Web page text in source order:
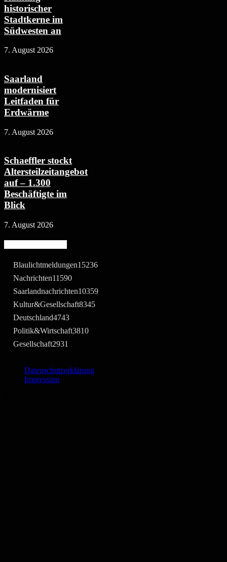
historischer
Stadtkerne im
Südwesten an
7. August 2026
Saarland
modernisiert
Leitfaden für
Erdwärme
7. August 2026
Schaeffler stockt
Altersteilzeitangebot
auf – 1.300
Beschäftigte im
Blick
7. August 2026
Blaulichtmeldungen15236
Nachrichten11590
Saarlandnachrichten10359
Kultur&Gesellschaft8345
Deutschland4743
Politik&Wirtschaft3810
Gesellschaft2931
Datenschutzerklärung
Impressum